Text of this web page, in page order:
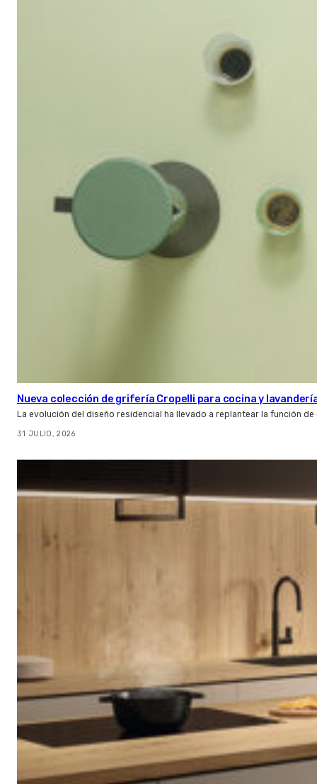
Nueva colección de grifería Cropelli para cocina y
La evolución del diseño residencial ha llevado a replantear la función
31 JULIO, 2026